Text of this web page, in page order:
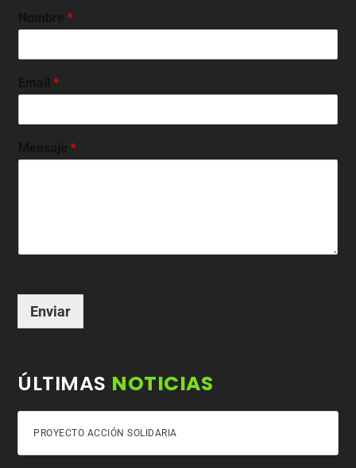
Nombre*
Email*
Mensaje*
Enviar
ÚLTIMAS NOTICIAS
PROYECTO ACCIÓN SOLIDARIA